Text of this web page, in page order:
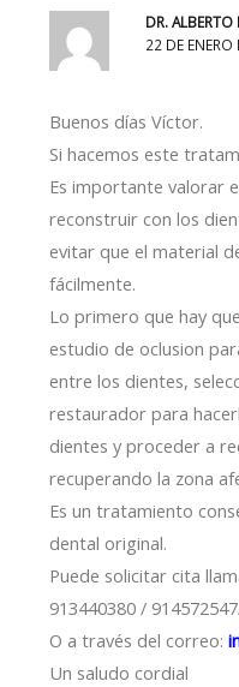
DR. ALBERTO
22 DE
Buenos días Víctor.
Si hacemos este
Es importante valorar
reconstruir con los
evitar que el material
fácilmente.
Lo primero que hay
estudio de oclusion
entre los dientes,
restaurador para
dientes y proceder a
recuperando la zona
Es un tratamiento
dental original.
Puede solicitar cita
913440380 /
O a través del correo:
Un saludo cordial